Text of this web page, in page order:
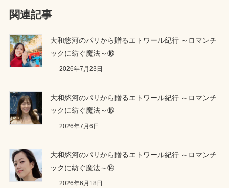
関連記事
大和悠河のパリから贈るエトワール紀行 ～ロマンチ
ックに紡ぐ魔法～⑯
2026年7月23日
大和悠河のパリから贈るエトワール紀行 ～ロマンチ
ックに紡ぐ魔法～⑮
2026年7月6日
大和悠河のパリから贈るエトワール紀行 ～ロマンチ
ックに紡ぐ魔法～⑭
2026年6月18日